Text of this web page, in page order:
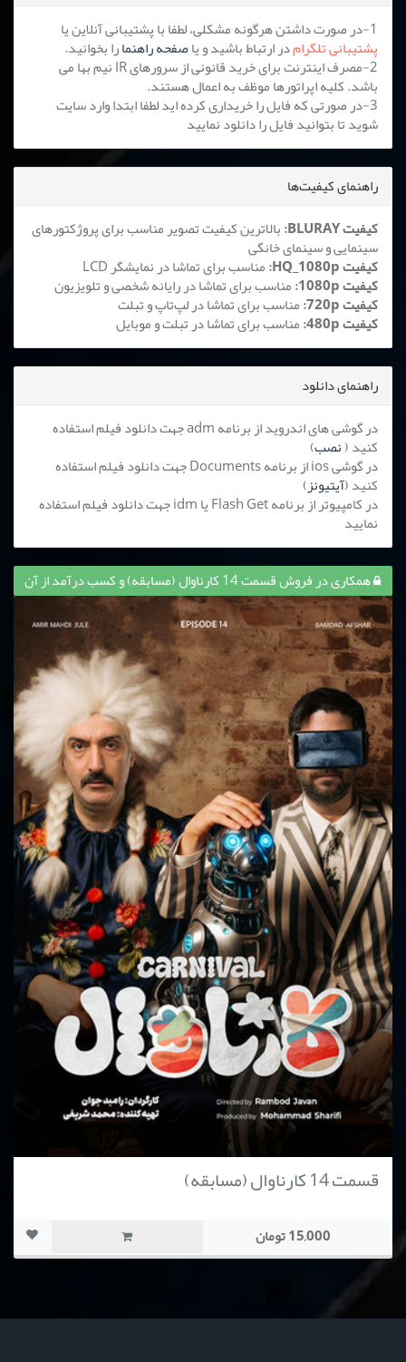
1-در صورت داشتن هرگونه مشکلی، لطفا با پشتیبانی آنلاین یا
پشتیبانی تلگرامدر ارتباط باشید و یاصفحه راهنمارا بخوانید.
2-مصرف اینترنت برای خرید قانونی از سرورهای IR نیم بها می
باشد. کلیه اپراتورها موظف به اعمال هستند.
3-در صورتی که فایل را خریداری کرده اید لطفا ابتدا وارد سایت
شوید تا بتوانید فایل را دانلود نمایید
راهنمای کیفیت‌ها
کیفیت BLURAY:
بالاترین کیفیت تصویر مناسب برای پروژکتورهای
سینمایی و سینمای خانگی
کیفیت HQ_1080p: مناسب برای تماشا در نمایشگر LCD
کیفیت 1080p: مناسب برای تماشا در رایانه شخصی و تلویزیون
کیفیت 720p: مناسب برای تماشا در لپ‌تاپ و تبلت
کیفیت 480p: مناسب برای تماشا در تبلت و موبایل
راهنمای دانلود
در گوشی های اندروید از برنامه adm جهت دانلود فیلم استفاده
کنید (نصب)
در گوشی ios از برنامه Documents جهت دانلود فیلم استفاده
کنید (آیتیونز)
در کامپیوتر از برنامه Flash Get یا idm جهت دانلود فیلم استفاده
نمایید
همکاری در فروش قسمت 14 کارناوال (مسابقه) و کسب درآمد از آن
قسمت 14 کارناوال (مسابقه)
15,000 تومان